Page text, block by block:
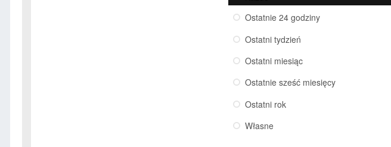
Ostatnie 24 godziny
Ostatni tydzień
Ostatni miesiąc
Ostatnie sześć miesięcy
Ostatni rok
Własne